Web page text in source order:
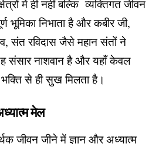
में ही नहीं बल्कि व्यक्तिगत जीवन
भूमिका निभाता है और कबीर जी,
संत रविदास जैसे महान संतों ने
संसार नाशवान है और यहाँ केवल
भक्ति से ही सुख मिलता है।
मेल
जीवन जीने में ज्ञान और अध्यात्म